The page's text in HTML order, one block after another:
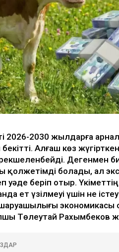
2026-2030 жылдарға
Алғаш көз
Дегенмен
қолжетімді болады, ал
уәде беріп отыр.
ет үзілмеуі үшін не
шаруашылығы
Төлеутай Рахымбеков